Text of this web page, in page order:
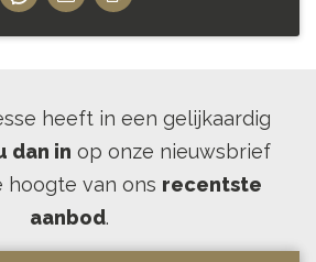
heeft in een gelijkaardig
dan in op onze nieuwsbrief
hoogte van ons recentste
aanbod.